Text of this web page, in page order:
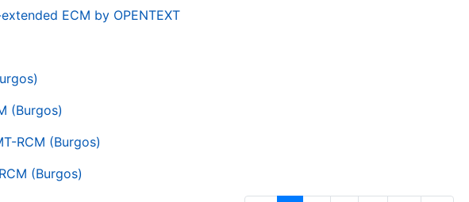
ECM by OPENTEXT
(Burgos)
RCM (Burgos)
(Burgos)